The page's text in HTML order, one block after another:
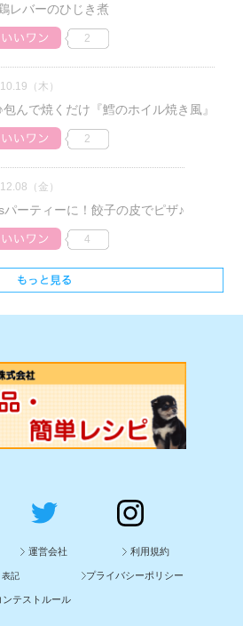
レバーのひじき煮
2
（木）
包んで焼くだけ『鱈のホイル焼き風』
2
（金）
パーティーに！餃子の皮でピザ♪
4
運営会社 利用規約
表記 プライバシーポリシー
ンテストルール